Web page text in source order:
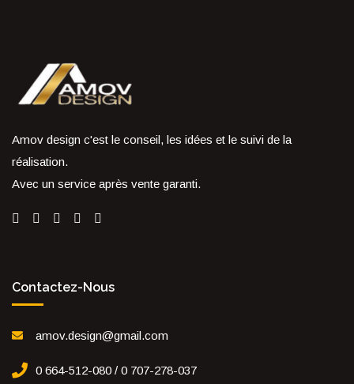
Amov design c'est le conseil, les idées et le suivi de la
réalisation.
Avec un service après vente garanti.
Contactez-Nous
amov.design@gmail.com
0 664-512-080 / 0 707-278-037